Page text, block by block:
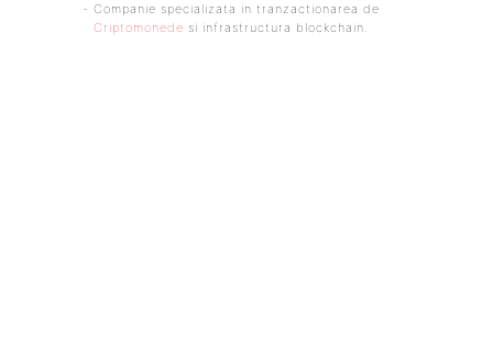
- Companie specializata in tranzactionarea de
Criptomonede si infrastructura blockchain.